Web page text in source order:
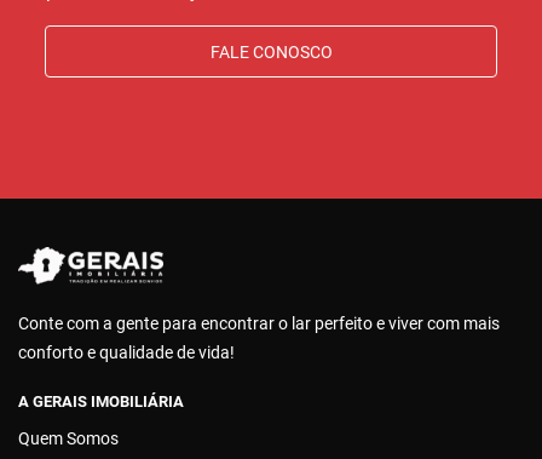
FALE CONOSCO
Conte com a gente para encontrar o lar perfeito e viver com mais
conforto e qualidade de vida!
A GERAIS IMOBILIÁRIA
Quem Somos